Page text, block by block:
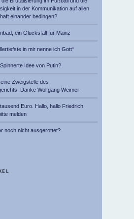
in der Kommunikation auf allen
einander bedingen?
ein Glücksfall für Mainz
in mir nenne ich Gott“
Idee von Putin?
Zweigstelle des
Danke Wolfgang Weimer
Euro. Hallo, hallo Friedrich
melden
noch nicht ausgerottet?